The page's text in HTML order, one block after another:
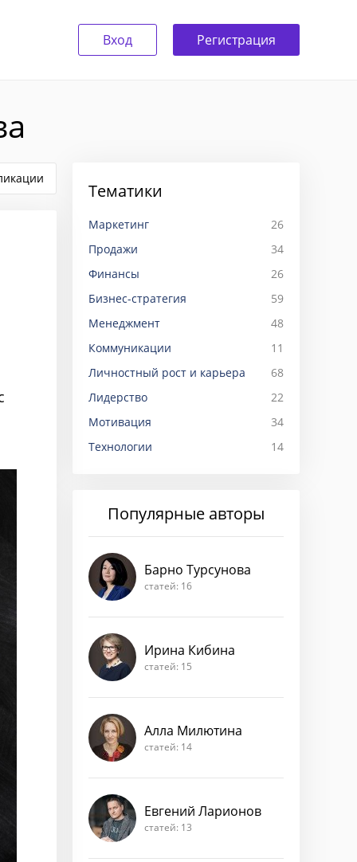
Вход Регистрация
Тематики
Маркетинг
26
Продажи
34
Финансы
26
Бизнес-стратегия
59
Менеджмент
48
Коммуникации
11
Личностный рост и карьера
68
Лидерство
22
Мотивация
34
Технологии
14
Популярные авторы
Барно Турсунова
статей: 16
Ирина Кибина
статей: 15
Алла Милютина
статей: 14
Евгений Ларионов
статей: 13